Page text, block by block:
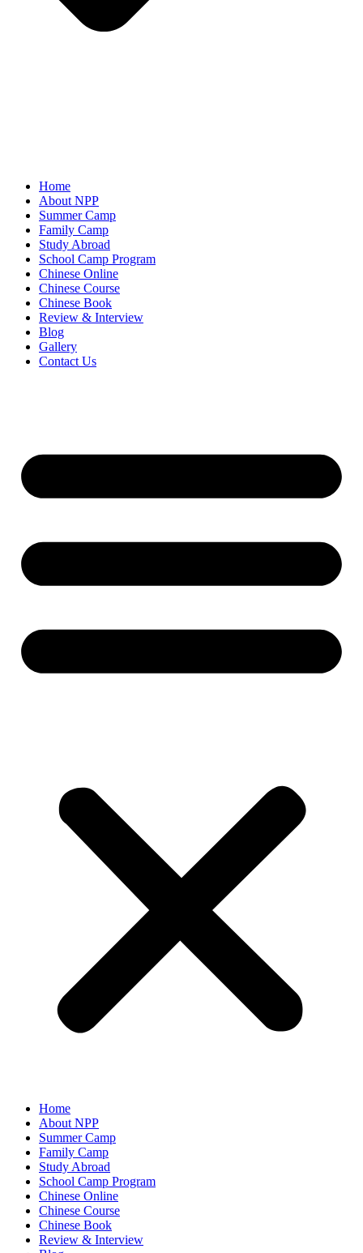
Home
About NPP
Summer Camp
Family Camp
Study Abroad
School Camp Program
Chinese Online
Chinese Course
Chinese Book
Review & Interview
Blog
Gallery
Contact Us
Home
About NPP
Summer Camp
Family Camp
Study Abroad
School Camp Program
Chinese Online
Chinese Course
Chinese Book
Review & Interview